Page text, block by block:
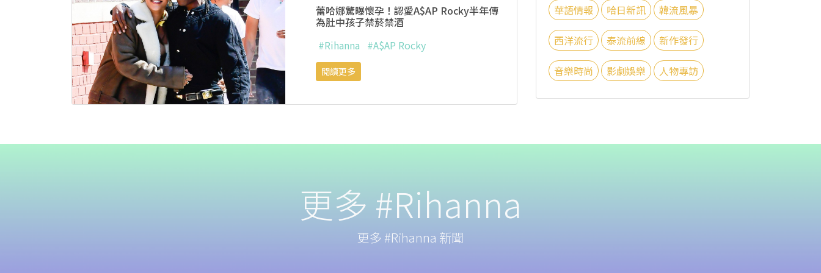
華語情報 哈日新訊 韓流風暴
西洋流行 泰流前線 新作發行
音樂時尚 影劇娛樂 人物專訪
蕾哈娜驚曝懷孕！認愛A$AP Rocky半年傳
為肚中孩子禁菸禁酒
#Rihanna #A$AP Rocky
閱讀更多
更多 #Rihanna
更多 #Rihanna 新聞